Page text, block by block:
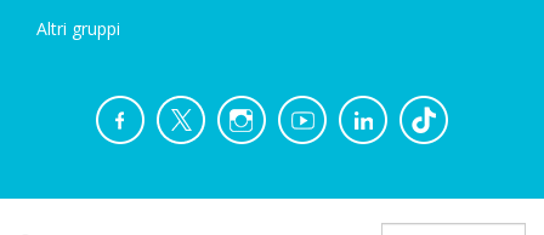
Altri gruppi